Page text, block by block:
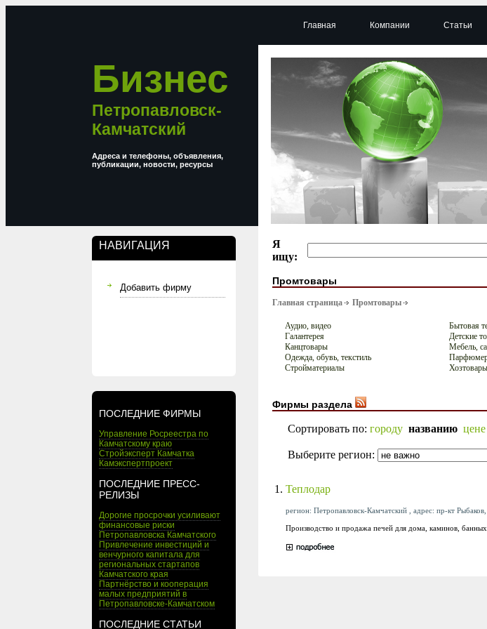
Бизнес
Петропавловск-
Камчатский
Адреса и телефоны, объявления,
публикации, новости, ресурсы
НАВИГАЦИЯ
Добавить фирму
ПОСЛЕДНИЕ ФИРМЫ
Управление Росреестра по
Камчатскому краю
Стройэксперт Камчатка
Камэкспертпроект
ПОСЛЕДНИЕ ПРЕСС-
РЕЛИЗЫ
Дорогие просрочки усиливают
финансовые риски
Петропавловска Камчатского
Привлечение инвестиций и
венчурного капитала для
региональных стартапов
Камчатского края
Партнёрство и кооперация
малых предприятий в
Петропавловске-Камчатском
ПОСЛЕДНИЕ СТАТЬИ
Главная Компании Статьи
Я
ищу:
Промтовары
Главная страница Промтовары
Аудио, видео Бытовая
Галантерея
Детские
Канцтовары
Мебель,
Одежда, обувь, текстиль
Стройматериалы
Фирмы раздела
Сортировать по: городу названию цене
Выберите регион:
1. Теплодар
регион: Петропавловск-Камчатский , адрес: пр-кт
Производство и продажа печей для дома, каминов, банных